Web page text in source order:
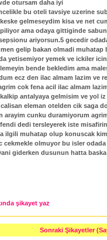
otursam daha iyi
bu oteli tavsiye uzerine
gelmeseydim kisa ve net
ama odaya gittiginde
ariyorsun.5 gecedir
gelip bakan olmadi muhatap
yetisemiyor yemek ve ickiler
bende bekledim ama
ecz den ilac almam lazim ve
cok fena acil ilac almam
antalyaya gelmisim ve yol
eleman otelden cik saga
arayim cunku duramiyorum
dedi tersleyerek iste
ilgili muhatap olup konuscak
cekmekle olmuyor bu isler
giderken dusunun hatta
şikayet yaz
Sonraki Şikayetler